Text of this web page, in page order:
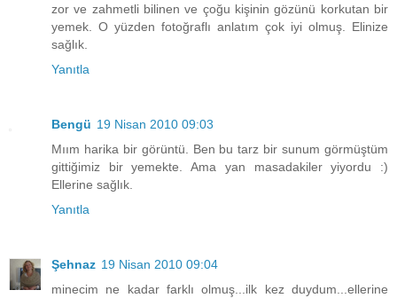
zor ve zahmetli bilinen ve çoğu kişinin gözünü korkutan bir
yemek. O yüzden fotoğraflı anlatım çok iyi olmuş. Elinize
sağlık.
Yanıtla
Bengü 19 Nisan 2010 09:03
Mıım harika bir görüntü. Ben bu tarz bir sunum görmüştüm
gittiğimiz bir yemekte. Ama yan masadakiler yiyordu :)
Ellerine sağlık.
Yanıtla
Şehnaz 19 Nisan 2010 09:04
minecim ne kadar farklı olmuş...ilk kez duydum...ellerine